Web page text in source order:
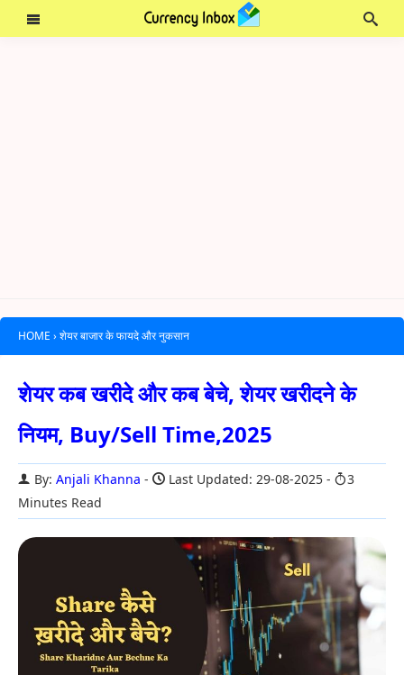
HOME › शेयर बाजार के फायदे और नुकसान
शेयर कब खरीदे और कब बेचे, शेयर खरीदने के
नियम, Buy/Sell Time,2025
By: Anjali Khanna Last Updated: 29-08-2025
3
Minutes Read